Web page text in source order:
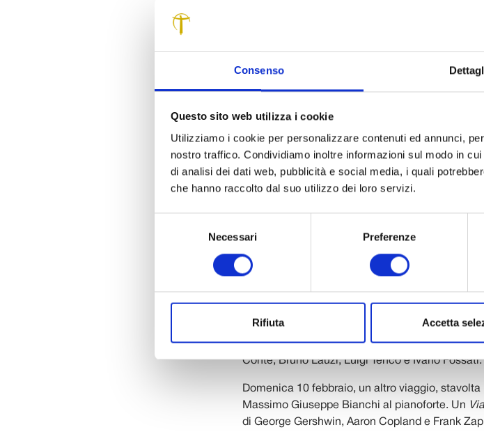
Consenso
Questo sito web utilizza i cookie
Utilizziamo i cookie per personalizzare contenuti ed annunci,
nostro traffico. Condividiamo inoltre informazioni sul modo in
di analisi dei dati web, pubblicità e social media, i quali
che hanno raccolto dal suo utilizzo dei loro servizi.
Necessari Preferenze
Rifiuta Accetta
Il cartellone si apre domenica 13 gennaio alle
Ferrarini al violoncello).
Domenica 20 gennaio, ancora a San
da Eckart Heiligers al pianoforte, Ulf Schneider
Sabato 2 febbraio, sempre alle ore 17, stavolta
Marco Mangani terrà una conferenza intitolataA
un certo senso introdurrà il concerto della
viola e Csilla Vályi al violoncello eseguirà un
d’autore con il
Viaggio nella canzone d’autore
alla fisarmonica di Thomas Sinigaglia. In
Conte, Bruno Lauzi, Luigi Tenco e Ivano Fossati.
Domenica 10 febbraio, un altro viaggio,
Massimo Giuseppe Bianchi al pianoforte. Un
di George Gershwin, Aaron Copland e Frank